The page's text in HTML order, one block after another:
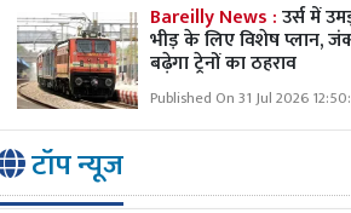
Bareilly News :उर्स में
भीड़ के लिए विशेष प्लान,
बढ़ेगा ट्रेनों का ठहराव
Published On 31 Jul 2026
टॉप न्यूज